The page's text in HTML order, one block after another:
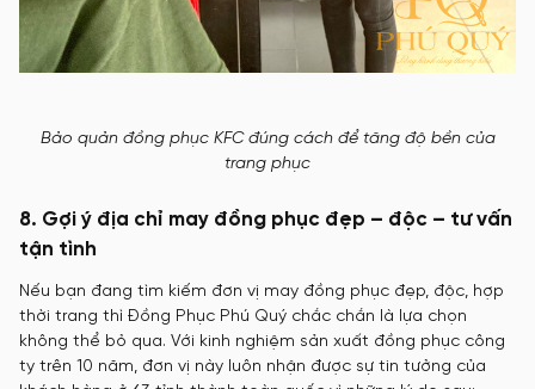
Bảo quản đồng phục KFC đúng cách để tăng độ bền của
trang phục
8. Gợi ý địa chỉ may đồng phục đẹp – độc – tư vấn
tận tình
Nếu bạn đang tìm kiếm đơn vị may đồng phục đẹp, độc, hợp
thời trang thì Đồng Phục Phú Quý chắc chắn là lựa chọn
không thể bỏ qua. Với kinh nghiệm sản xuất đồng phục công
ty trên 10 năm, đơn vị này luôn nhận được sự tin tưởng của